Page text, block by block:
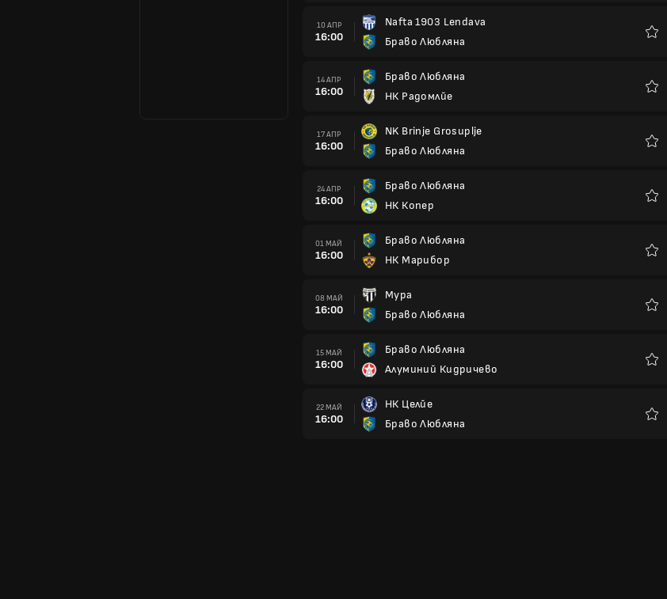
10 АПР
16:00
Nafta 1903 Lendava
Браво Любляна
14 АПР
16:00
Браво Любляна
НК Радомлйе
17 АПР
16:00
NK Brinje Grosuplje
Браво Любляна
24 АПР
16:00
Браво Любляна
НК Копер
01 МАЙ
16:00
Браво Любляна
НК Марибор
08 МАЙ
16:00
Мура
Браво Любляна
15 МАЙ
16:00
Браво Любляна
Алуминий Кидричево
22 МАЙ
16:00
НК Целйе
Браво Любляна